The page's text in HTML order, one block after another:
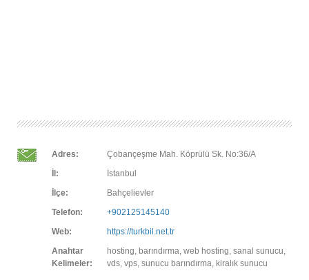
Adres:
Çobançeşme Mah. Köprülü Sk. No:36/A
İl:
İstanbul
İlçe:
Bahçelievler
Telefon:
+902125145140
Web:
https://turkbil.net.tr
Anahtar
Kelimeler:
hosting, barındırma, web hosting, sanal sunucu,
vds, vps, sunucu barındırma, kiralık sunucu